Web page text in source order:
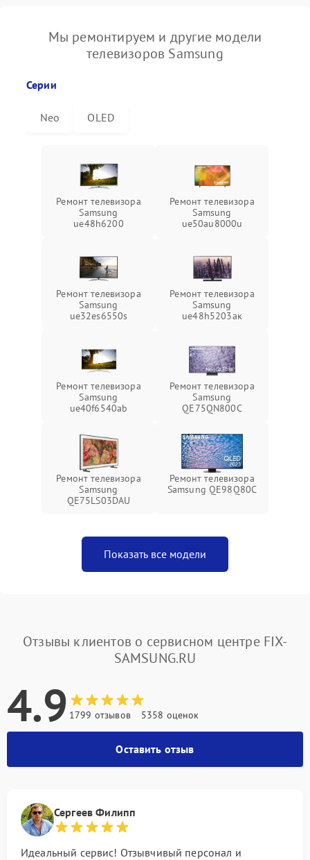
Мы ремонтируем и другие модели
телевизоров Samsung
Серии
Neo OLED
Ремонт телевизора
Samsung
ue48h6200
Ремонт телевизора
Samsung
ue50au8000u
Ремонт телевизора
Samsung
ue32es6550s
Ремонт телевизора
Samsung
ue48h5203aк
Ремонт телевизора
Samsung
ue40f6540ab
Ремонт телевизора
Samsung
QE75QN800C
Ремонт телевизора
Samsung
QE75LS03DAU
Ремонт телевизора
Samsung QE98Q80C
Показать все модели
Отзывы клиентов о сервисном центре FIX-
SAMSUNG.RU
4.9 1799 отзывов 5358 оценок
Оставить отзыв
Сергеев Филипп
Идеальный сервис! Отзывчивый персонал и